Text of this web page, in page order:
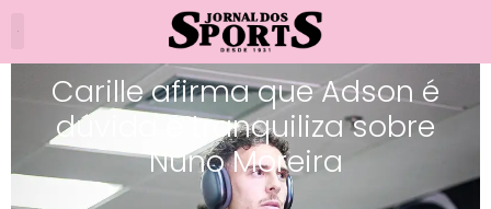
Carille afirma que Adson é
dúvida e tranquiliza sobre
Nuno Moreira